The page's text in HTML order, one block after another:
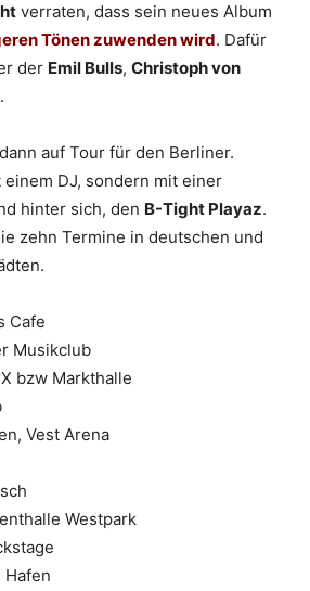
verraten, dass sein neues Album
Tönen zuwenden wird. Dafür
der Emil Bulls, Christoph von
auf Tour für den Berliner.
DJ, sondern mit einer
hinter sich, den B-Tight Playaz.
zehn Termine in deutschen und
Cafe
Musikclub
bzw Markthalle
Vest Arena
Westpark
Hafen